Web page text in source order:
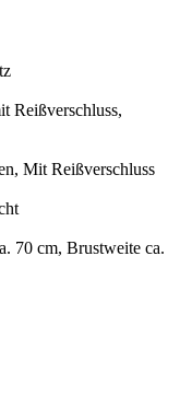
Reißverschluss,
Mit Reißverschluss
70 cm, Brustweite ca.